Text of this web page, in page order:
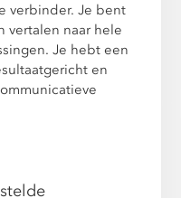
verbinder. Je bent
vertalen naar hele
Je hebt een
en